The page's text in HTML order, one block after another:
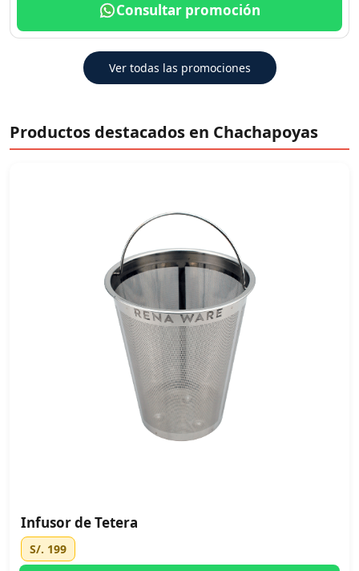
Consultar promoción
Ver todas las promociones
Productos destacados en Chachapoyas
Infusor de Tetera
S/. 199